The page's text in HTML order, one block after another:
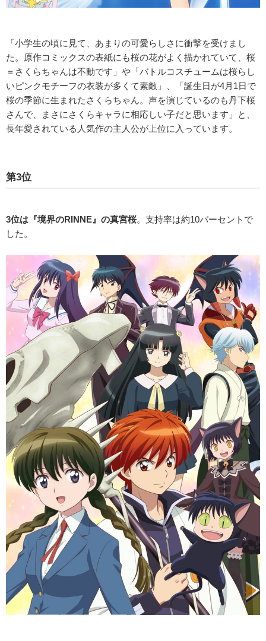
「小学生の頃に見て、あまりの可愛らしさに衝撃を受けまし
た。原作コミックスの表紙にも桜の花がよく描かれていて、桜
＝さくらちゃんは不動です」や「バトルコスチュームは桜らし
いピンクモチーフの衣装が多くて素敵」、「誕生日が4月1日で
桜の季節に生まれたさくらちゃん。声を演じているのも丹下桜
さんで、まさにさくらキャラに相応しい子だと思います」と、
長年愛されている人気作の主人公が上位に入っています。
第3位
3位は『境界のRINNE』の真宮桜。支持率は約10パーセントで
した。